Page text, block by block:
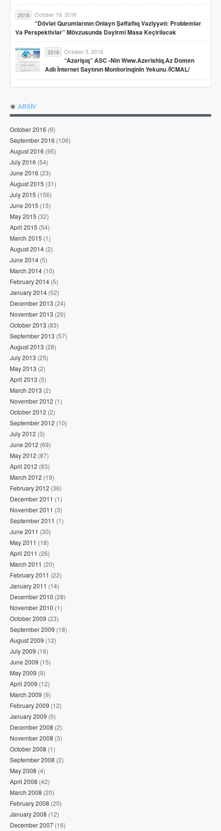
2016 October 19, 2016
“Dövlət Qurumlarının Onlayn Şəffaflıq Vəziyyəti: Problemlər
Və Perspektivlər” Mövzusunda Dəyirmi Masa Keçiriləcək
2016 October 3, 2016
“Azərişıq” ASC -nin Www.azerishiq.az Domen
Adlı İnternet Saytının Monitorinqinin Yekunu /İCMAL/
ARXİV
October 2016 (9)
September 2016 (106)
August 2016 (95)
July 2016 (54)
June 2016 (23)
August 2015 (31)
July 2015 (156)
June 2015 (15)
May 2015 (32)
April 2015 (54)
March 2015 (1)
August 2014 (2)
June 2014 (5)
March 2014 (10)
February 2014 (5)
January 2014 (52)
December 2013 (24)
November 2013 (26)
October 2013 (83)
September 2013 (57)
August 2013 (28)
July 2013 (25)
May 2013 (2)
April 2013 (5)
March 2013 (2)
November 2012 (1)
October 2012 (2)
September 2012 (10)
July 2012 (3)
June 2012 (69)
May 2012 (87)
April 2012 (83)
March 2012 (19)
February 2012 (36)
December 2011 (1)
November 2011 (3)
September 2011 (1)
June 2011 (30)
May 2011 (18)
April 2011 (26)
March 2011 (20)
February 2011 (22)
January 2011 (14)
December 2010 (28)
November 2010 (1)
October 2009 (23)
September 2009 (18)
August 2009 (12)
July 2009 (16)
June 2009 (15)
May 2009 (9)
April 2009 (12)
March 2009 (9)
February 2009 (12)
January 2009 (5)
December 2008 (2)
November 2008 (3)
October 2008 (1)
September 2008 (2)
May 2008 (4)
April 2008 (42)
March 2008 (20)
February 2008 (20)
January 2008 (12)
December 2007 (16)